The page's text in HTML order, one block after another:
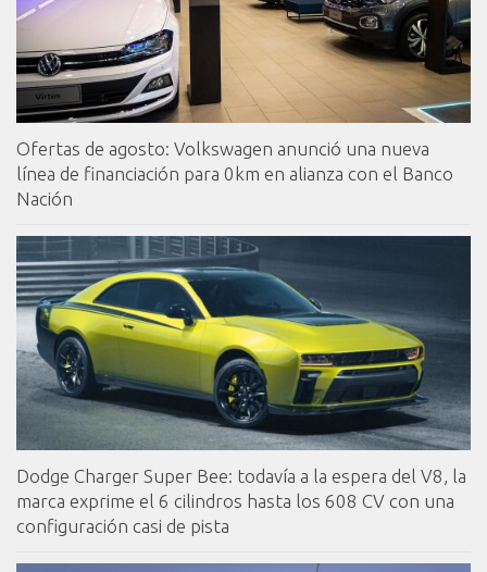
Ofertas de agosto: Volkswagen anunció una nueva
línea de financiación para 0km en alianza con el Banco
Nación
Dodge Charger Super Bee: todavía a la espera del V8, la
marca exprime el 6 cilindros hasta los 608 CV con una
configuración casi de pista